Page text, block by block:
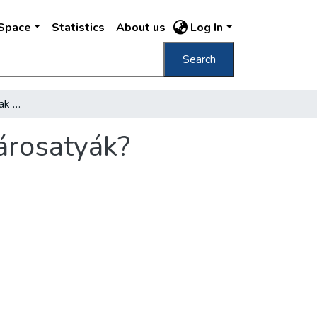
Statistics About us Log In
Search
Mennyi szavazatot kaptak a megválsztott városatyák?